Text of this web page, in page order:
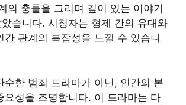
의 충돌을 그리며 깊이 있는 이야기
습니다. 시청자는 형제 간의 유대와
간 관계의 복잡성을 느낄 수 있습니
순한 범죄 드라마가 아닌, 인간의 본
요성을 조명합니다. 이 드라마는 다